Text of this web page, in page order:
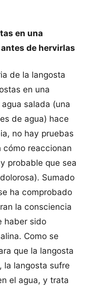
en una
de hervirlas
de la langosta
en una
salada (una
de agua) hace
no hay pruebas
reaccionan
probable que sea
Sumado
ha comprobado
la consciencia
haber sido
Como se
que la langosta
la langosta sufre
el agua, y trata